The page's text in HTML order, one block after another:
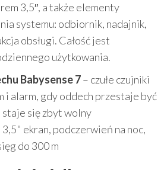
3,5″, a także elementy
systemu: odbiornik, nadajnik,
obsługi. Całość jest
użytkowania.
Babysense 7– czułe czujniki
i alarm, gdy oddech przestaje być
się zbyt wolny
3,5" ekran, podczerwień na noc,
do 300 m